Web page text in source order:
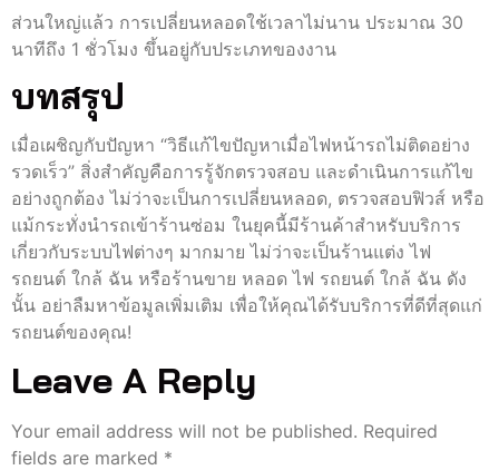
ส่วนใหญ่แล้ว การเปลี่ยนหลอดใช้เวลาไม่นาน ประมาณ 30
นาทีถึง 1 ชั่วโมง ขึ้นอยู่กับประเภทของงาน
บทสรุป
เมื่อเผชิญกับปัญหา “วิธีแก้ไขปัญหาเมื่อไฟหน้ารถไม่ติดอย่าง
รวดเร็ว” สิ่งสำคัญคือการรู้จักตรวจสอบ และดำเนินการแก้ไข
อย่างถูกต้อง ไม่ว่าจะเป็นการเปลี่ยนหลอด, ตรวจสอบฟิวส์ หรือ
แม้กระทั่งนำรถเข้าร้านซ่อม ในยุคนี้มีร้านค้าสำหรับบริการ
เกี่ยวกับระบบไฟต่างๆ มากมาย ไม่ว่าจะเป็นร้านแต่ง ไฟ
รถยนต์ ใกล้ ฉัน หรือร้านขาย หลอด ไฟ รถยนต์ ใกล้ ฉัน ดัง
นั้น อย่าลืมหาข้อมูลเพิ่มเติม เพื่อให้คุณได้รับบริการที่ดีที่สุดแก่
รถยนต์ของคุณ!
Leave A Reply
Your email address will not be published. Required
fields are marked *